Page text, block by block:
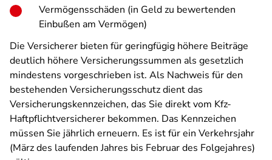
Vermögensschäden (in Geld zu bewertenden
Einbußen am Vermögen)
Die Versicherer bieten für geringfügig höhere Beiträge
deutlich höhere Versicherungssummen als gesetzlich
mindestens vorgeschrieben ist. Als Nachweis für den
bestehenden Versicherungsschutz dient das
Versicherungskennzeichen, das Sie direkt vom Kfz-
Haftpflichtversicherer bekommen. Das Kennzeichen
müssen Sie jährlich erneuern. Es ist für ein Verkehrsjahr
(März des laufenden Jahres bis Februar des Folgejahres)